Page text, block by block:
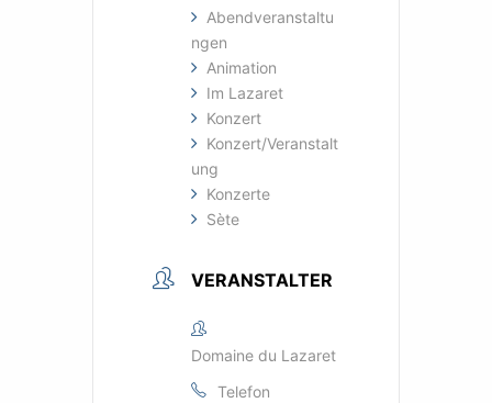
Abendveranstaltu
ngen
Animation
Im Lazaret
Konzert
Konzert/Veranstalt
ung
Konzerte
Sète
VERANSTALTER
Domaine du Lazaret
Telefon